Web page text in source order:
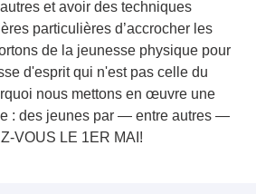
et avoir des techniques
particulières d’accrocher les
de la jeunesse physique pour
d'esprit qui n'est pas celle du
nous mettons en œuvre une
: des jeunes par — entre autres —
VOUS LE 1ER MAI!